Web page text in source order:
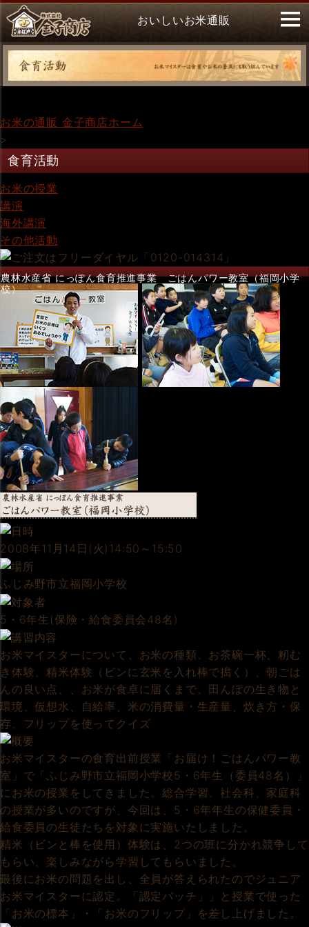
おいしいお米通販
お米の通販 金子商店ホーム
>
食育活動
お米の授業
講演
海外講演
その他活動
農林水産省 にっぽん食育推進事業 ごはんパワー教室（福岡小学
校）
2008年11月14日(火)14:50～15:50
ふじみ野市立福岡小学校
5・6年生(保険・給食委員会48名)
お米マイスターについて、お米の種類、お茶碗一杯、籾む
き体験、精米体験（ビンに玄米を入れ棒で搗く）、朝ごは
んの良い点、、お米が食卓に届くまで、田んぼの生き物と
環境、仮想水、自給率、米の消費量・生産量、炊き方・保
存、フリップを使ってクイズ
お米マイスターの食育出前授業「お届け！ごはんパワー教
室」で「ふじみ野市立福岡小学校5・6年生（委員48名）」
にお米の授業をしてきました。総合学習、社会科、家庭科
の授業が多いのですが、今回は、5・6年年生の保健委員・
給食委員の生徒たちを対象に実施いたしました。
精米（ビンと棒を使用）体験は、2つの班に分かれ競争して
もらい、楽しみながら学習してもらいました。
最後にお米の問題を出し、全員が答えられたのでジュニア
お米マイスターに認定。「認定バッチ」」と授業で使った
「お米の標本」・「お米のフリップ」を差し上げました。